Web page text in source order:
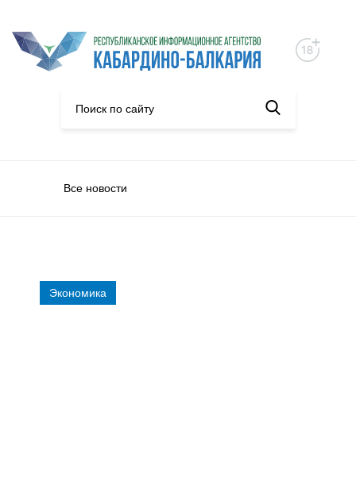
Все новости
Экономика